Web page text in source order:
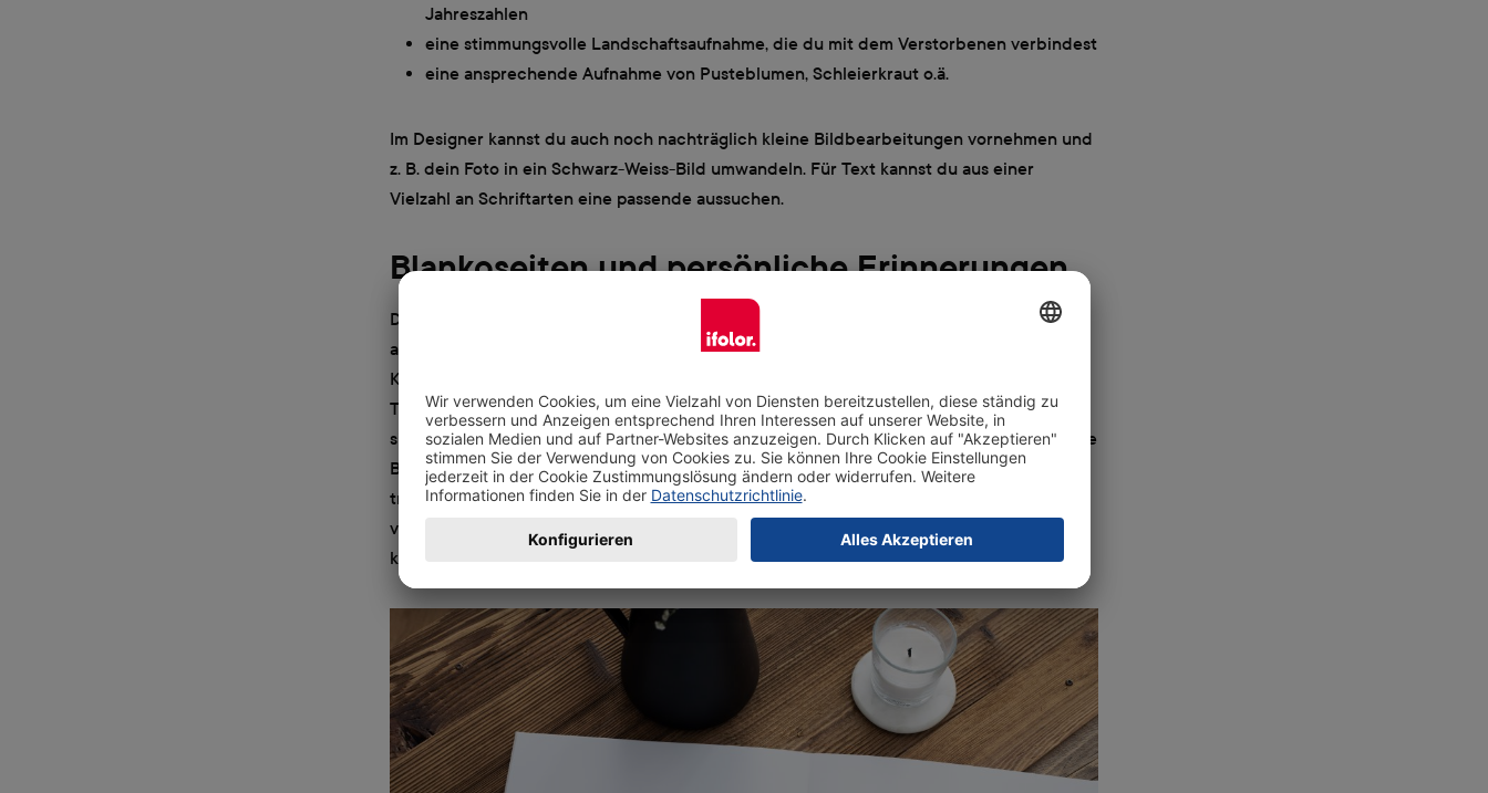
Jahreszahlen
eine stimmungsvolle Landschaftsaufnahme, die du mit dem Verstorbenen verbindest
eine ansprechende Aufnahme von Pusteblumen, Schleierkraut o.ä.
Im Designer kannst du auch noch nachträglich kleine Bildbearbeitungen vornehmen und
z. B. dein Foto in ein Schwarz-Weiss-Bild umwandeln. Für Text kannst du aus einer
Vielzahl an Schriftarten eine passende aussuchen.
Blankoseiten und persönliche Erinnerungen
Die ersten Seiten des Kondolenzbuchs kannst du für den Nachruf nutzen oder hier, statt
auf dem Cover, ein Foto vom Verstorbenen mit Namen und Jahreszahlen platzieren. Ein
Kondolenzbuch soll jedoch in erster Linie Platz für persönliche Abschiedsworte der
Trauergemeinde bieten. Dafür solltest du genügend Buchseiten frei lassen, auf denen
sich die Trauergäste später verewigen können. Statt als reine weisse Seiten kannst du die
Blankoseiten auch mit einer dezenten Hintergrundfarbe oder einem aufgehellten,
transparenten Stimmungsbild gestalten oder wahlweise mit dezenten Symbolen
verzieren. Achte dabei aber darauf, dass man Geschriebenes später trotzdem gut lesen
kann.